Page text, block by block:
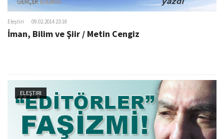
Eleştiri 09.02.2014 23:18
İman, Bilim ve Şiir / Metin Cengiz
ELEŞTIRI